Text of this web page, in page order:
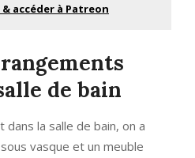
accéder à Patreon
de bain
la salle de bain, on a
vasque et un meuble